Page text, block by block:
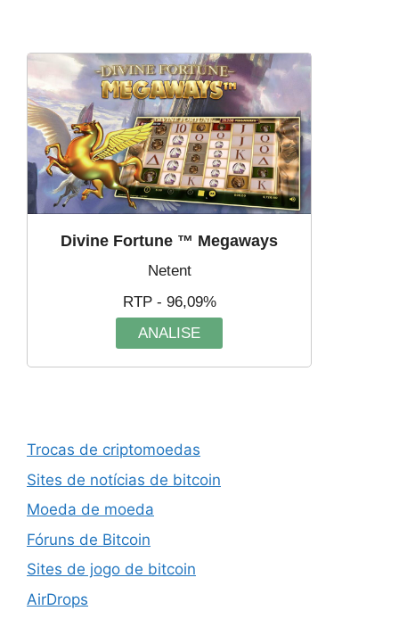
Divine Fortune ™ Megaways
Netent
RTP - 96,09%
ANALISE
Trocas de criptomoedas
Sites de notícias de bitcoin
Moeda de moeda
Fóruns de Bitcoin
Sites de jogo de bitcoin
AirDrops